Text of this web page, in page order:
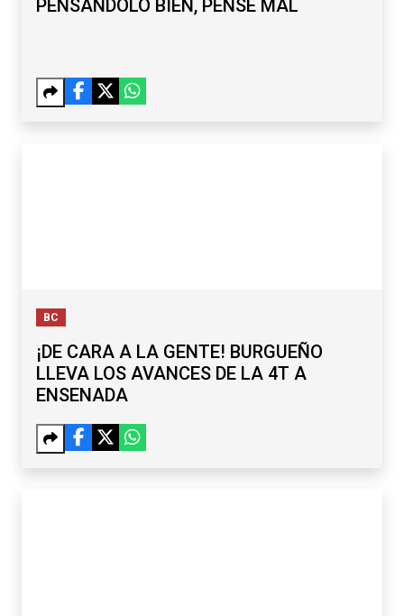
PENSÁNDOLO BIEN, PENSÉ MAL
BC
¡DE CARA A LA GENTE! BURGUEÑO
LLEVA LOS AVANCES DE LA 4T A
ENSENADA